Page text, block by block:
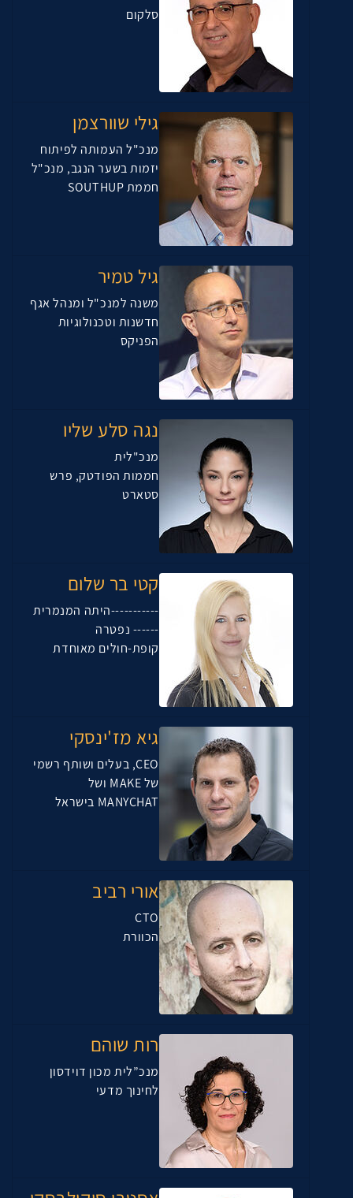
סלקום
גילי שוורצמן
מנכ"ל העמותה לפיתוח
יזמות בשער הנגב, מנכ"ל
חממת SOUTHUP
גיל טמיר
משנה למנכ"ל ומנהל אגף
חדשנות וטכנולוגיות
הפניקס
נגה סלע שליו
מנכ"לית
חממות הפודטק, פרש
סטארט
קטי בר שלום
-----------היתה המנמרית
------ נפטרה
קופת-חולים מאוחדת
גיא מז'ינסקי
CEO, בעלים ושותף רשמי
של MAKE ושל
MANYCHAT בישראל
אורי רביב
CTO
הכוורת
רות שוהם
מנכ”לית מכון דוידסון
לחינוך מדעי